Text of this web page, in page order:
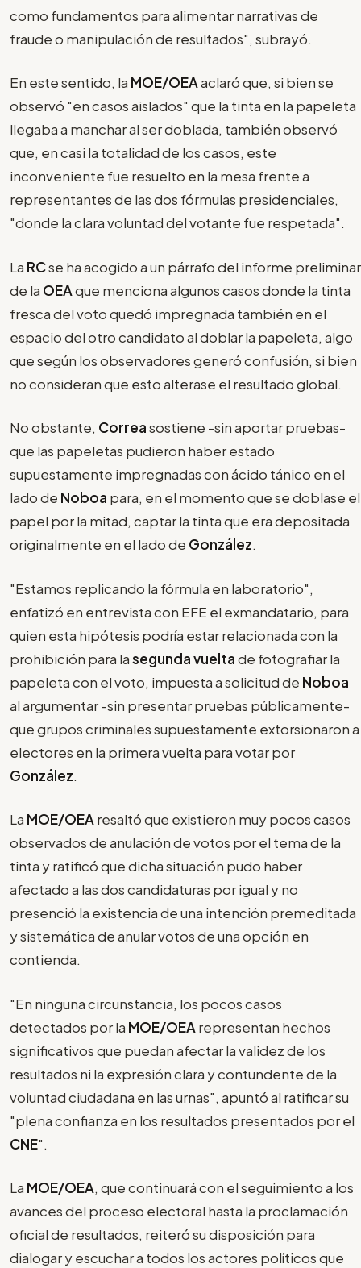
como fundamentos para alimentar narrativas de
fraude o manipulación de resultados", subrayó.
En este sentido, la MOE/OEAaclaró que, si bien se
observó "en casos aislados" que la tinta en la papeleta
llegaba a manchar al ser doblada, también observó
que, en casi la totalidad de los casos, este
inconveniente fue resuelto en la mesa frente a
representantes de las dos fórmulas presidenciales,
"donde la clara voluntad del votante fue respetada".
La RCse ha acogido a un párrafo del informe preliminar
de la OEAque menciona algunos casos donde la tinta
fresca del voto quedó impregnada también en el
espacio del otro candidato al doblar la papeleta, algo
que según los observadores generó confusión, si bien
no consideran que esto alterase el resultado global.
No obstante, Correasostiene -sin aportar pruebas-
que las papeletas pudieron haber estado
supuestamente impregnadas con ácido tánico en el
lado de Noboa para, en el momento que se doblase el
papel por la mitad, captar la tinta que era depositada
originalmente en el lado de González.
"Estamos replicando la fórmula en laboratorio",
enfatizó en entrevista con EFE el exmandatario, para
quien esta hipótesis podría estar relacionada con la
prohibición para lasegunda vueltade fotografiar la
papeleta con el voto, impuesta a solicitud de Noboa
al argumentar -sin presentar pruebas públicamente-
que grupos criminales supuestamente extorsionaron a
electores en la primera vuelta para votar por
González.
La MOE/OEA resaltó que existieron muy pocos casos
observados de anulación de votos por el tema de la
tinta y ratificó que dicha situación pudo haber
afectado a las dos candidaturas por igual y no
presenció la existencia de una intención premeditada
y sistemática de anular votos de una opción en
contienda.
"En ninguna circunstancia, los pocos casos
detectados por la MOE/OEA representan hechos
significativos que puedan afectar la validez de los
resultados ni la expresión clara y contundente de la
voluntad ciudadana en las urnas", apuntó al ratificar su
"plena confianza en los resultados presentados por el
CNE".
La MOE/OEA, que continuará con el seguimiento a los
avances del proceso electoral hasta la proclamación
oficial de resultados, reiteró su disposición para
dialogar y escuchar a todos los actores políticos que